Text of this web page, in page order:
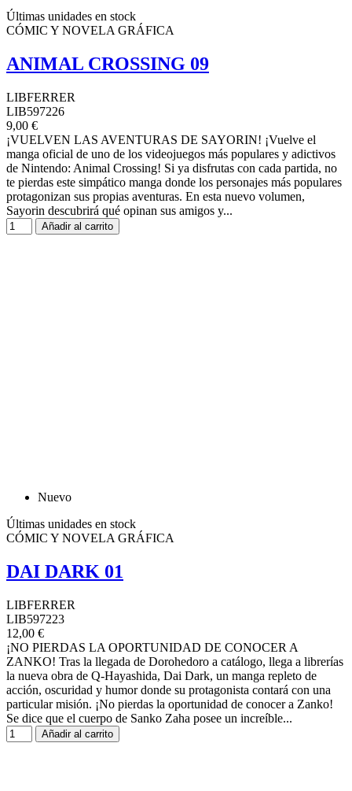
Últimas unidades en stock
CÓMIC Y NOVELA GRÁFICA
ANIMAL CROSSING 09
LIBFERRER
LIB597226
9,00 €
¡VUELVEN LAS AVENTURAS DE SAYORIN! ¡Vuelve el
manga oficial de uno de los videojuegos más populares y adictivos
de Nintendo: Animal Crossing! Si ya disfrutas con cada partida, no
te pierdas este simpático manga donde los personajes más populares
protagonizan sus propias aventuras. En esta nuevo volumen,
Sayorin descubrirá qué opinan sus amigos y...
Añadir al carrito
Nuevo
Últimas unidades en stock
CÓMIC Y NOVELA GRÁFICA
DAI DARK 01
LIBFERRER
LIB597223
12,00 €
¡NO PIERDAS LA OPORTUNIDAD DE CONOCER A
ZANKO! Tras la llegada de Dorohedoro a catálogo, llega a librerías
la nueva obra de Q-Hayashida, Dai Dark, un manga repleto de
acción, oscuridad y humor donde su protagonista contará con una
particular misión. ¡No pierdas la oportunidad de conocer a Zanko!
Se dice que el cuerpo de Sanko Zaha posee un increíble...
Añadir al carrito